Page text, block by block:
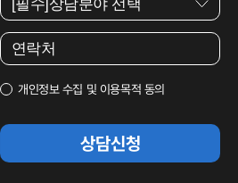
개인정보 수집 및 이용목적 동의
상담신청